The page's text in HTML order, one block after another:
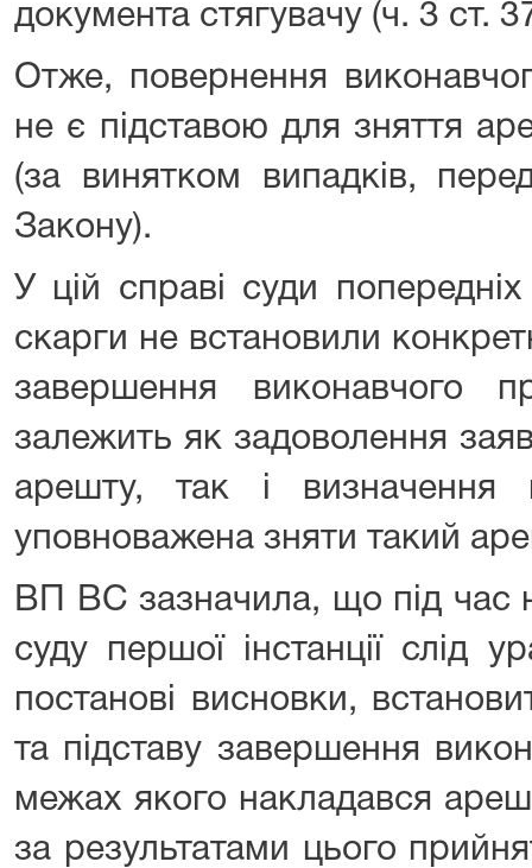
документа стягувачу (ч. 3 ст.
Отже, повернення
не є підставою для зняття
(за винятком випадків,
Закону).
У цій справі суди попередніх
скарги не встановили
завершення виконавчого
залежить як задоволення
арешту, так і визначення
уповноважена зняти такий
ВП ВС зазначила, що під час
суду першої інстанції слід
постанові висновки,
та підставу завершення
межах якого накладався
за результатами цього